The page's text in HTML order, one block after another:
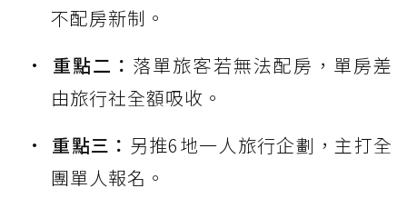
不配房新制。
重點二： 落單旅客若無法配房，單房差
由旅行社全額吸收。
重點三： 另推6地一人旅行企劃，主打全
團單人報名。